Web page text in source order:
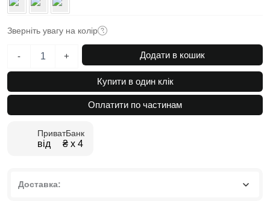
Зверніть увагу на колір
-
розкладний
Slim
Bag
кількість
+ Додати в кошик
Купити в один клік
Оплатити по частинам
ПриватБанк
від ₴ х 4
Доставка: